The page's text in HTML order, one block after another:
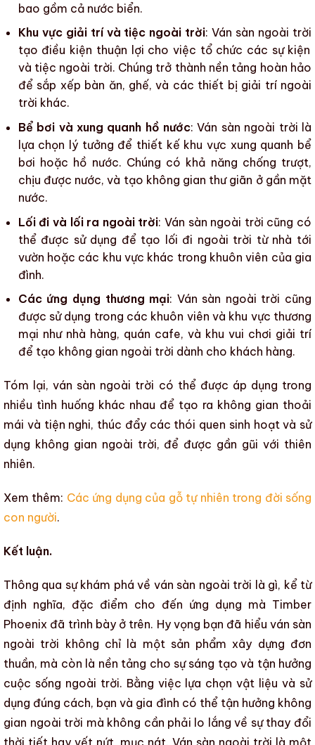
bao gồm cả nước biển.
Khu vực giải trí và tiệc ngoài trời:Ván sàn ngoài trời
tạo điều kiện thuận lợi cho việc tổ chức các sự kiện
và tiệc ngoài trời. Chúng trở thành nền tảng hoàn hảo
để sắp xếp bàn ăn, ghế, và các thiết bị giải trí ngoài
trời khác.
Bể bơi và xung quanh hồ nước:Ván sàn ngoài trời là
lựa chọn lý tưởng để thiết kế khu vực xung quanh bể
bơi hoặc hồ nước. Chúng có khả năng chống trượt,
chịu được nước, và tạo không gian thư giãn ở gần mặt
nước.
Lối đi và lối ra ngoài trời:Ván sàn ngoài trời cũng có
thể được sử dụng để tạo lối đi ngoài trời từ nhà tới
vườn hoặc các khu vực khác trong khuôn viên của gia
đình.
Các ứng dụng thương mại: Ván sàn ngoài trời cũng
được sử dụng trong các khuôn viên và khu vực thương
mại như nhà hàng, quán cafe, và khu vui chơi giải trí
để tạo không gian ngoài trời dành cho khách hàng.
Tóm lại,ván sàn ngoài trời có thể được áp dụng trong
nhiều tình huống khác nhau để tạo ra không gian thoải
mái và tiện nghi, thúc đẩy các thói quen sinh hoạt và sử
dụng không gian ngoài trời, để được gần gũi với thiên
nhiên.
Xem thêm: Các ứng dụng của gỗ tự nhiên trong đời sống
con người.
Kết luận.
Thông qua sự khám phá về ván sàn ngoài trời là gì, kể từ
định nghĩa, đặc điểm cho đến ứng dụng mà Timber
Phoenix đã trình bày ở trên. Hy vọng bạn đã hiểu ván sàn
ngoài trời không chỉ là một sản phẩm xây dựng đơn
thuần, mà còn là nền tảng cho sự sáng tạo và tận hưởng
cuộc sống ngoài trời. Bằng việc lựa chọn vật liệu và sử
dụng đúng cách, bạn và gia đình có thể tận hưởng không
gian ngoài trời mà không cần phải lo lắng về sự thay đổi